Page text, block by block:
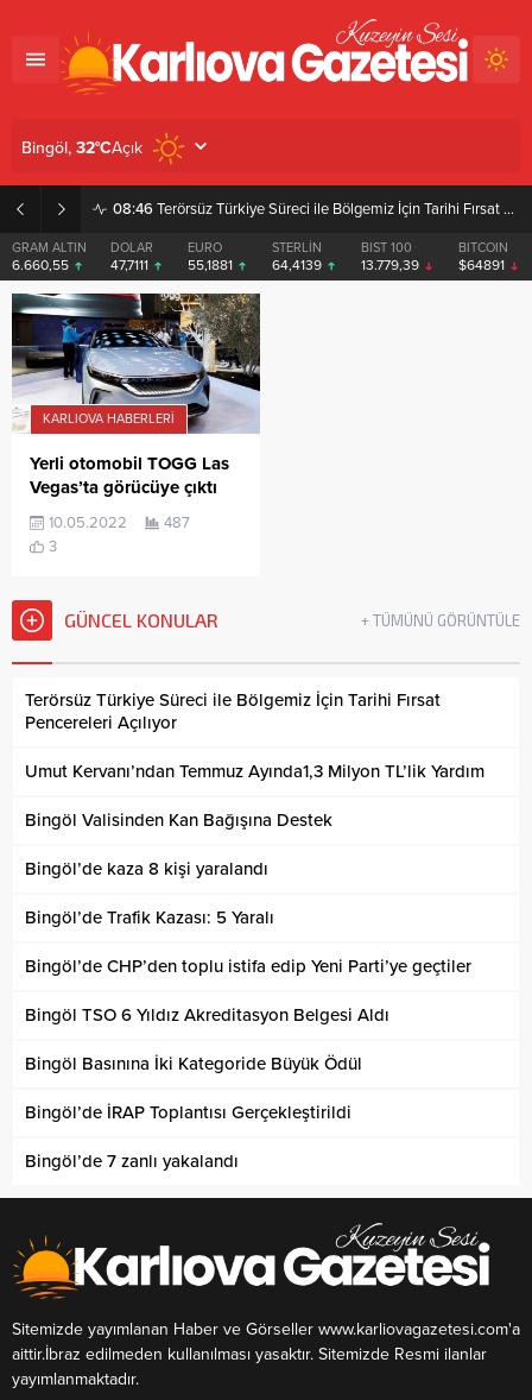
08:46 Terörsüz Türkiye Süreci ile Bölgemiz İçin Tarihi Fırsat Pencereleri Açılıyor
GRAM ALTIN
6.660,55
DOLAR
47,7111
EURO
55,1881
STERLİN
64,4139
BIST 100
13.779,39
BITCOIN
$64891
Bingöl, 32°CAçık
KARLIOVA HABERLERI
Yerli otomobil TOGG Las
Vegas’ta görücüye çıktı
10.05.2022
487
3
GÜNCEL KONULAR + TÜMÜNÜ GÖRÜNTÜLE
Terörsüz Türkiye Süreci ile Bölgemiz İçin Tarihi Fırsat
Pencereleri Açılıyor
Umut Kervanı’ndan Temmuz Ayında1,3 Milyon TL’lik Yardım
Bingöl Valisinden Kan Bağışına Destek
Bingöl’de kaza 8 kişi yaralandı
Bingöl’de Trafik Kazası: 5 Yaralı
Bingöl’de CHP’den toplu istifa edip Yeni Parti’ye geçtiler
Bingöl TSO 6 Yıldız Akreditasyon Belgesi Aldı
Bingöl Basınına İki Kategoride Büyük Ödül
Bingöl’de İRAP Toplantısı Gerçekleştirildi
Bingöl’de 7 zanlı yakalandı
Sitemizde yayımlanan Haber ve Görseller www.karliovagazetesi.com'a
aittir.İbraz edilmeden kullanılması yasaktır. Sitemizde Resmi ilanlar
yayımlanmaktadır.